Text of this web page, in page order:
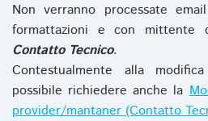
Non verranno processate
formattazioni e con mittente
Contatto Tecnico.
Contestualmente alla
possibile richiedere anche la
provider/mantaner (Contatto